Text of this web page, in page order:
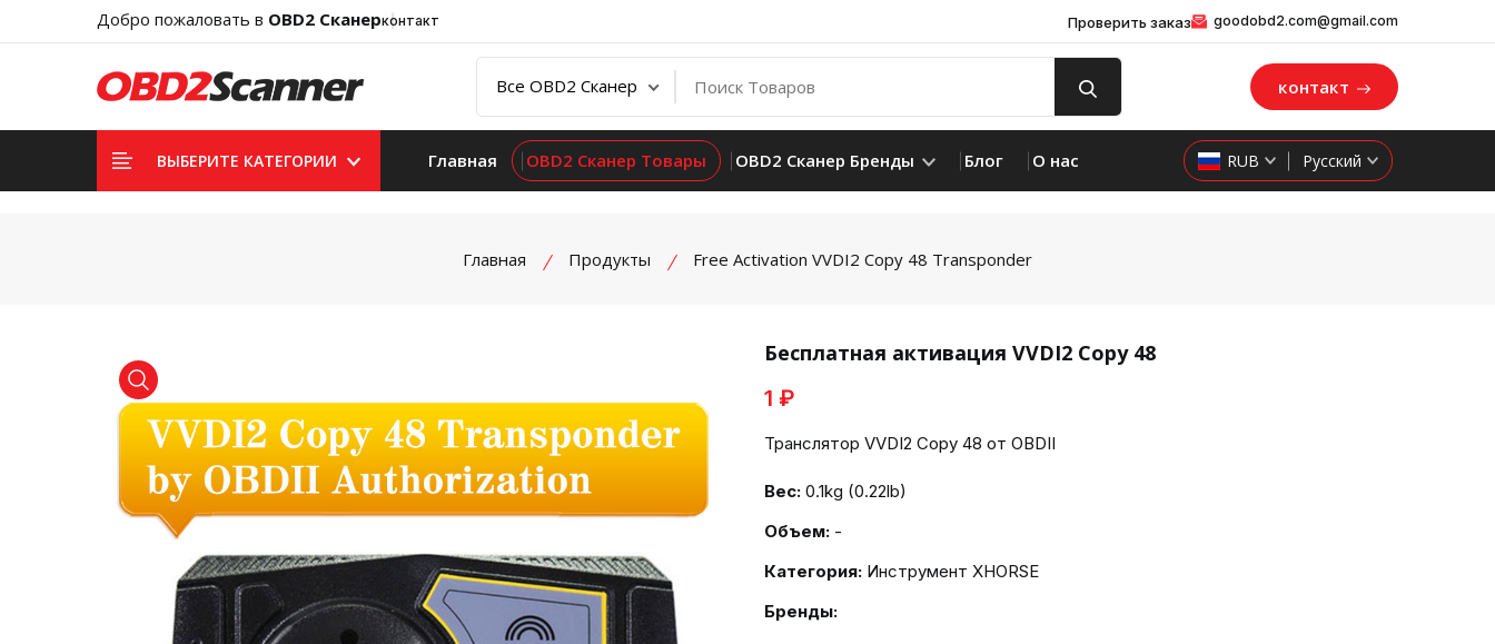
Добро пожаловать в OBD2 Сканерконтакт Проверить заказ goodobd2.com@gmail.com
контакт
ВЫБЕРИТЕ КАТЕГОРИИ Главная OBD2 Сканер Товары OBD2 Сканер Бренды Блог О нас RUB Русский
Главная Продукты Free Activation VVDI2 Copy 48 Transponder
product view product view
Бесплатная активация VVDI2 Copy 48
1 ₽
Транслятор VVDI2 Copy 48 от OBDII
Вес: 0.1kg (0.22lb)
Объем: -
Категория: Инструмент XHORSE
Бренды: